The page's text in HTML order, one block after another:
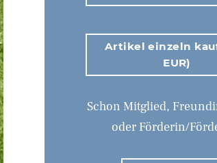
Artikel einzeln
EUR)
Schon Mitglied,
oder Förderin/